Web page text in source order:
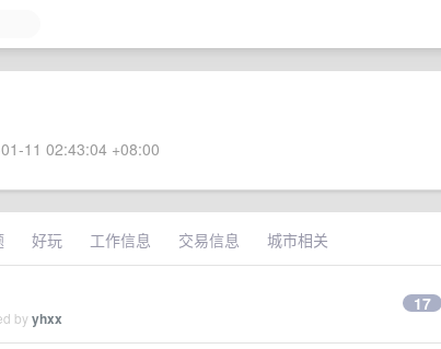
11 02:43:04 +08:00
好玩 工作信息 交易信息 城市相关
byyhxx
17